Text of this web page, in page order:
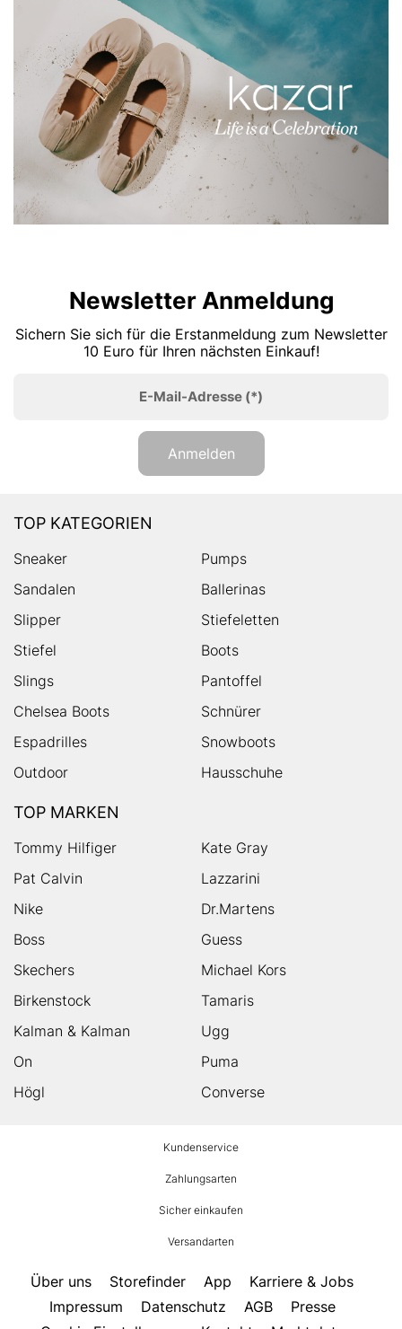
Newsletter Anmeldung
Sichern Sie sich für die Erstanmeldung zum Newsletter
10 Euro für Ihren nächsten Einkauf!
E-Mail-Adresse (*)
Anmelden
TOP KATEGORIEN
Sneaker
Pumps
Sandalen
Ballerinas
Slipper
Stiefeletten
Stiefel
Boots
Slings
Pantoffel
Chelsea Boots
Schnürer
Espadrilles
Snowboots
Outdoor
Hausschuhe
TOP MARKEN
Tommy Hilfiger
Kate Gray
Pat Calvin
Lazzarini
Nike
Dr.Martens
Boss
Guess
Skechers
Michael Kors
Birkenstock
Tamaris
Kalman & Kalman
Ugg
On
Puma
Högl
Converse
Kundenservice
Zahlungsarten
Sicher einkaufen
Versandarten
Über uns Storefinder App
Karriere & Jobs
Impressum
Datenschutz AGB
Presse